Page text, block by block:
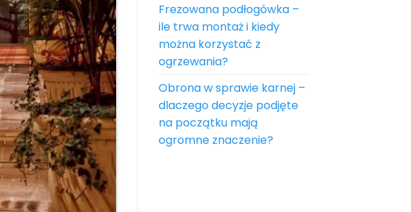
Frezowana podłogówka –
ile trwa montaż i kiedy
można korzystać z
ogrzewania?
Obrona w sprawie karnej –
dlaczego decyzje podjęte
na początku mają
ogromne znaczenie?